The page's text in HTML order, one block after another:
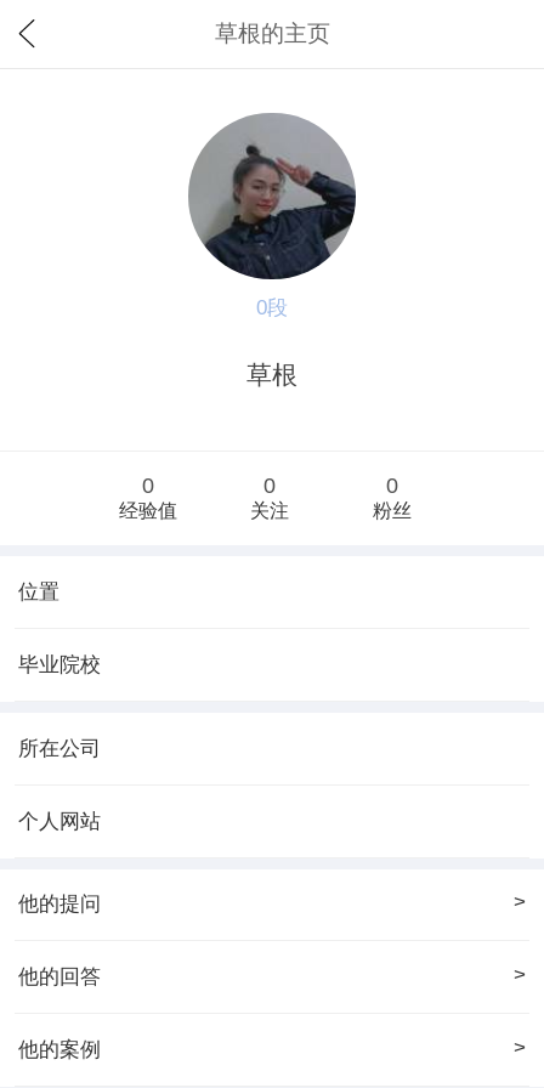
草根的主页
0段
草根
0
经验值
0
关注
0
粉丝
位置
毕业院校
所在公司
个人网站
他的提问 >
他的回答 >
他的案例 >